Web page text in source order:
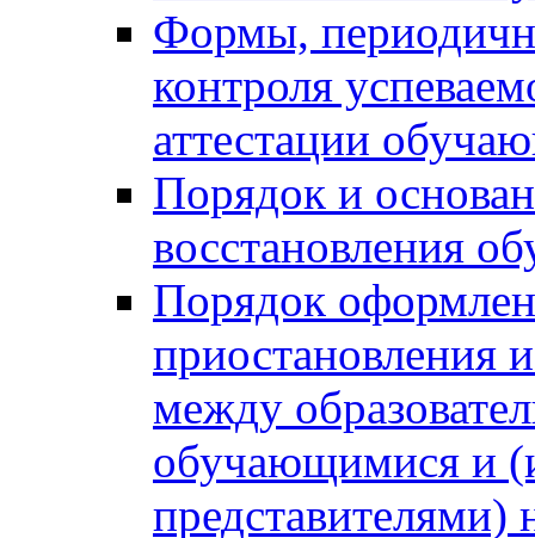
Формы,
контроля
аттестации
Порядок и
восстановления
Порядок
приостановления
между
обучающимися и
представителями)